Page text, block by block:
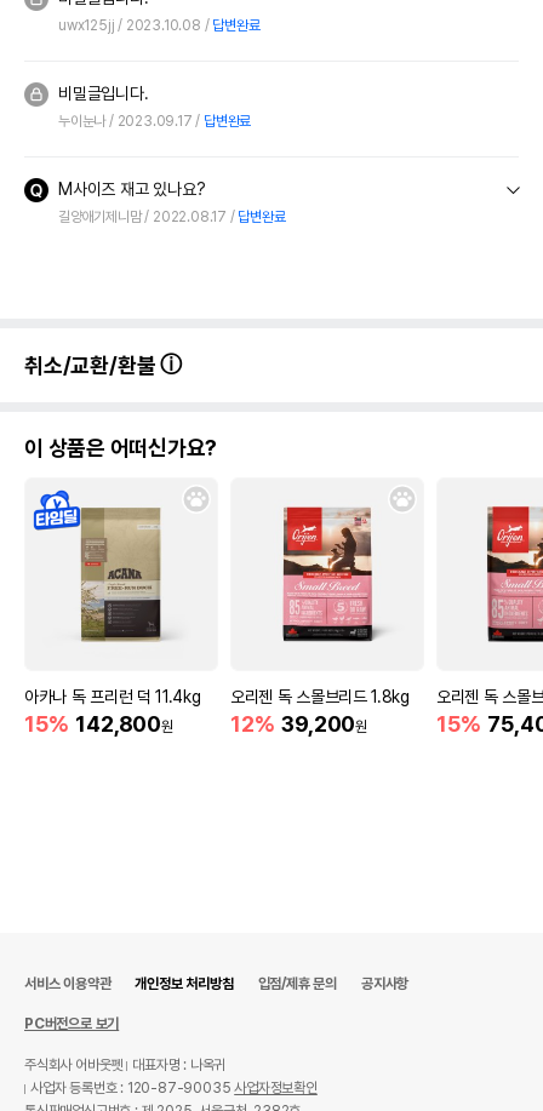
uwx125jj 2023.10.08 답변완료
비밀글입니다.
누이눈나 2023.09.17 답변완료
M사이즈 재고 있나요?
길양애기제니맘 2022.08.17 답변완료
취소/교환/환불
이 상품은 어떠신가요?
아카나 독 프리런 덕 11.4kg
15% 142,800원
오리젠 독 스몰브리드 1.8kg
12% 39,200원
오리젠 독 스몰
15%
서비스 이용약관 개인정보 처리방침 입점/제휴 문의 공지사항
PC버전으로 보기
주식회사 어바웃펫
대표자명 : 나옥귀
사업자 등록번호 : 120-87-90035사업자정보확인